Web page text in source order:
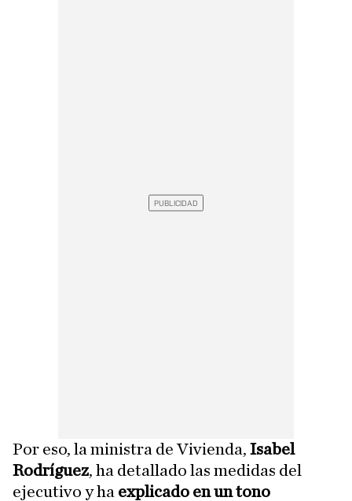
Por eso, la ministra de Vivienda, Isabel
Rodríguez, ha detallado las medidas del
ejecutivo y ha explicado en un tono